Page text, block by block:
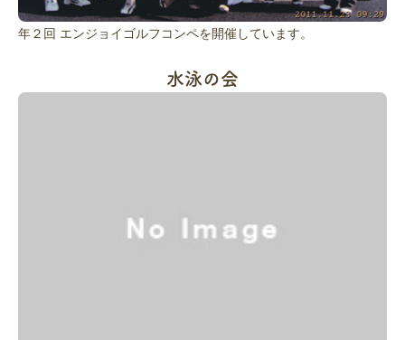
年２回 エンジョイゴルフコンペを開催しています。
水泳の会